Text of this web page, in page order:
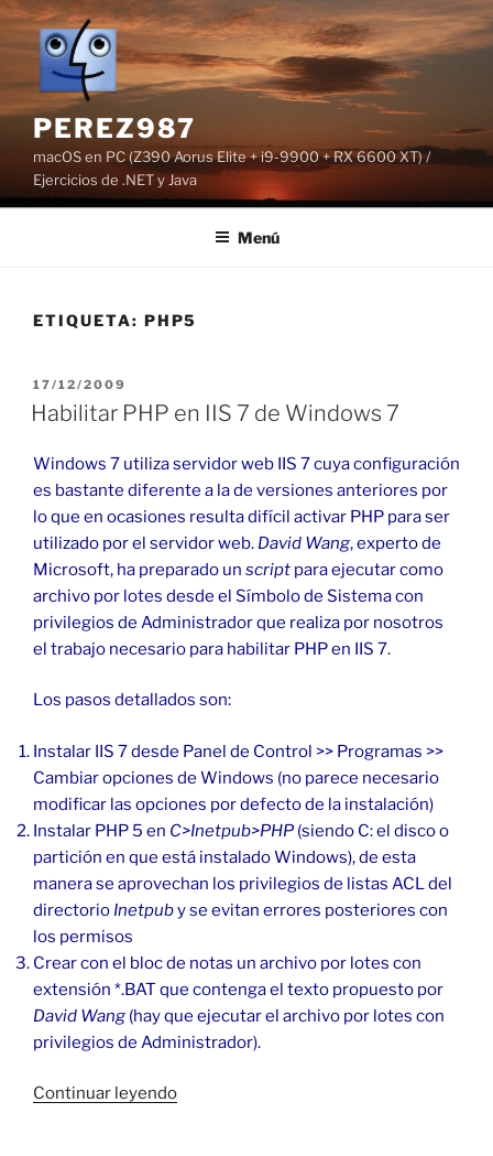
Saltar
contenido
PEREZ987
macOS en PC (Z390 Aorus Elite + i9-9900 + RX 6600 XT) /
Ejercicios de .NET y Java
Menú
ETIQUETA: PHP5
PUBLICADO
EL
17/12/2009
Habilitar PHP en IIS 7 de Windows 7
Windows 7 utiliza servidor web IIS 7 cuya configuración
es bastante diferente a la de versiones anteriores por
lo que en ocasiones resulta difícil activar PHP para ser
utilizado por el servidor web. David Wang, experto de
Microsoft, ha preparado un script para ejecutar como
archivo por lotes desde el Símbolo de Sistema con
privilegios de Administrador que realiza por nosotros
el trabajo necesario para habilitar PHP en IIS 7.
Los pasos detallados son:
Instalar IIS 7 desde Panel de Control >> Programas >>
Cambiar opciones de Windows (no parece necesario
modificar las opciones por defecto de la instalación)
Instalar PHP 5 en C>Inetpub>PHP(siendo C: el disco o
partición en que está instalado Windows), de esta
manera se aprovechan los privilegios de listas ACL del
directorio Inetpuby se evitan errores posteriores con
los permisos
Crear con el bloc de notas un archivo por lotes con
extensión *.BAT que contenga el texto propuesto por
David Wang(hay que ejecutar el archivo por lotes con
privilegios de Administrador).
Continuar leyendo«Habilitar